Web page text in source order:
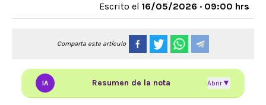
Escrito el 16/05/2026 · 09:00 hrs
Comparta este artículo
IA Resumen de la nota Abrir▼